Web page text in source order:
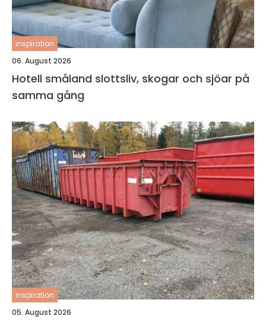
inspiration
06. August 2026
Hotell småland slottsliv, skogar och sjöar på
samma gång
inspiration
05. August 2026